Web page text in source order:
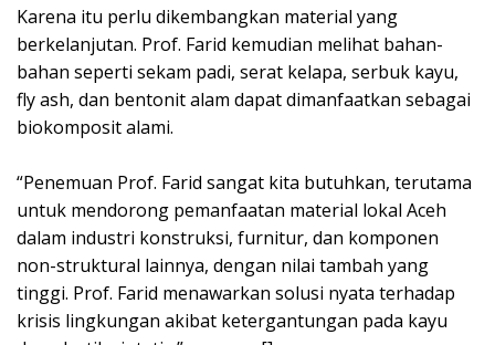
Karena itu perlu dikembangkan material yang
berkelanjutan. Prof. Farid kemudian melihat bahan-
bahan seperti sekam padi, serat kelapa, serbuk kayu,
fly ash, dan bentonit alam dapat dimanfaatkan sebagai
biokomposit alami.
“Penemuan Prof. Farid sangat kita butuhkan, terutama
untuk mendorong pemanfaatan material lokal Aceh
dalam industri konstruksi, furnitur, dan komponen
non-struktural lainnya, dengan nilai tambah yang
tinggi. Prof. Farid menawarkan solusi nyata terhadap
krisis lingkungan akibat ketergantungan pada kayu